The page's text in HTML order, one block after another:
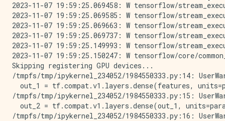
2023-11-07 19:59:25.069458: W tensorflow/
2023-11-07 19:59:25.069585: W tensorflow/
2023-11-07 19:59:25.069663: W tensorflow/
2023-11-07 19:59:25.069737: W tensorflow/
2023-11-07 19:59:25.149993: W tensorflow/
2023-11-07 19:59:25.150247: W tensorflow/core/
Skipping registering GPU devices...
/tmpfs/tmp/ipykernel_234052/1984550333.py:14:
out_1 = tf.compat.v1.layers.dense(features,
/tmpfs/tmp/ipykernel_234052/1984550333.py:15:
out_2 = tf.compat.v1.layers.dense(out_1,
/tmpfs/tmp/ipykernel_234052/1984550333.py:16: